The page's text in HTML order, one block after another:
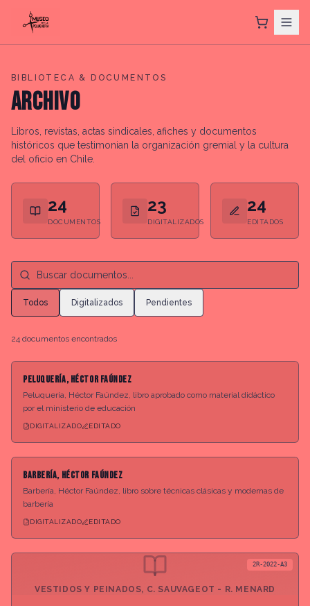
BIBLIOTECA & DOCUMENTOS
ARCHIVO
Libros, revistas, actas sindicales, afiches y documentos
históricos que testimonian la organización gremial y la cultura
del oficio en Chile.
24
DOCUMENTOS
23
DIGITALIZADOS
24
EDITADOS
Buscar y filtrar documentos del archivo
Buscar documentos en el archivo
Todos Digitalizados Pendientes
Listado de documentos del archivo
24 documentos encontrados
Peluquería, Héctor Faúndez
Peluquería, Héctor Faúndez, libro aprobado como material didáctico
por el ministerio de educación
DIGITALIZADO EDITADO
Barbería, Héctor Faúndez
Barbería, Héctor Faúndez, libro sobre técnicas clásicas y modernas de
barbería
DIGITALIZADO EDITADO
VESTIDOS Y PEINADOS, C. SAUVAGEOT - R. MENARD
2R-2022-A3